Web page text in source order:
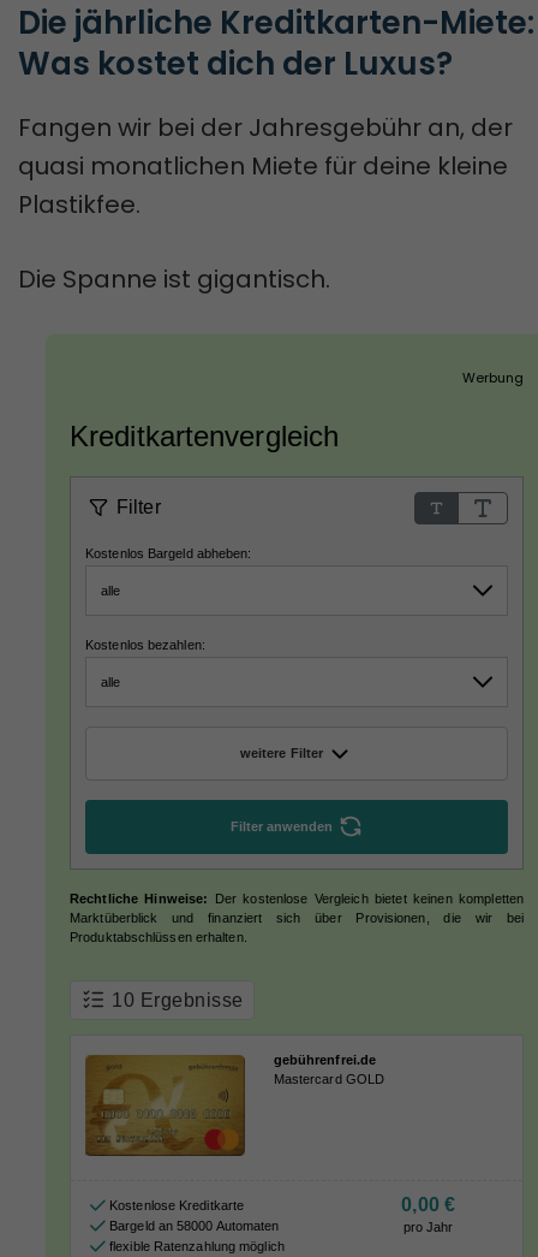
Die jährliche Kreditkarten-Miete:
Was kostet dich der Luxus?
Fangen wir bei der Jahresgebühr an, der
quasi monatlichen Miete für deine kleine
Plastikfee.
Die Spanne ist gigantisch.
Werbung